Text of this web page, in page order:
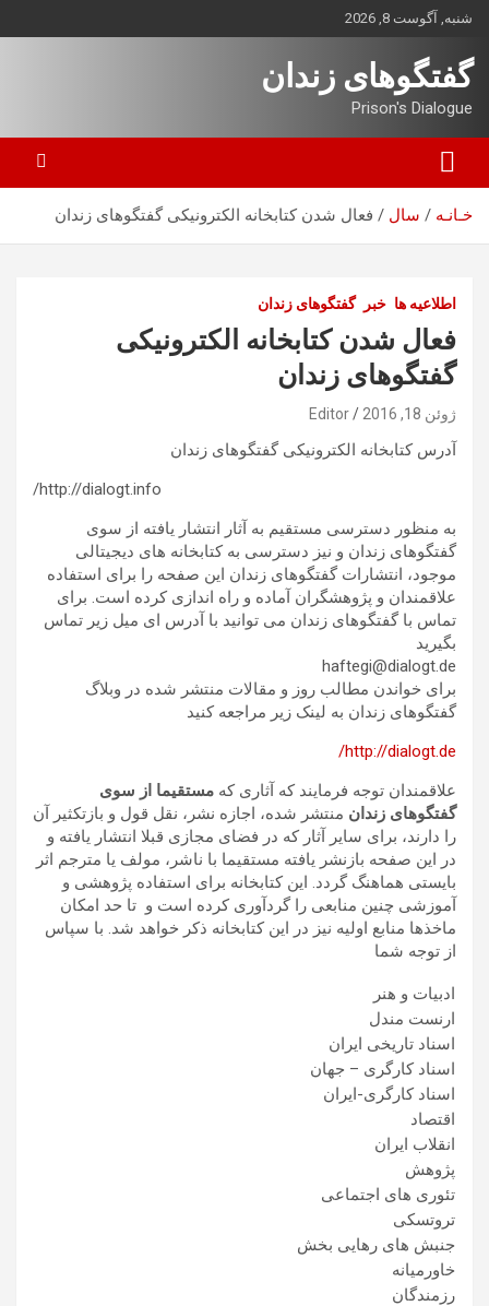
بروید
شنبه, آگوست 8, 2026
گفتگوهای زندان
Prison's Dialogue
خـانـه سال فعال شدن کتابخانه الکترونیکی گفتگوهای زندان
اطلاعیه ها خبر گفتگوهای زندان
فعال شدن کتابخانه الکترونیکی
گفتگوهای زندان
ژوئن 18, 2016 Editor
آدرس کتابخانه الکترونیکی گفتگوهای زندان
http://dialogt.info/
به منظور دسترسی مستقیم به آثار انتشار یافته از سوی
گفتگوهای زندان و نیز دسترسی به کتابخانه های دیجیتالی
موجود، انتشارات گفتگوهای زندان این صفحه را برای استفاده
علاقمندان و پژوهشگران آماده و راه اندازی کرده است. برای
تماس با گفتگوهای زندان می توانید با آدرس ای میل زیر تماس
بگیرید
haftegi@dialogt.de
برای خواندن مطالب روز و مقالات منتشر شده در وبلاگ
گفتگوهای زندان به لینک زیر مراجعه کنید
http://dialogt.de/
علاقمندان توجه فرمایند که آثاری که مستقیما از سوی
گفتگوهای زندان منتشر شده، اجازه نشر، نقل قول و بازتکثیر آن
را دارند، برای سایر آثار که در فضای مجازی قبلا انتشار یافته و
در این صفحه بازنشر یافته مستقیما با ناشر، مولف یا مترجم اثر
بایستی هماهنگ گردد. این کتابخانه برای استفاده پژوهشی و
آموزشی چنین منابعی را گردآوری کرده است و تا حد امکان
ماخذها منابع اولیه نیز در این کتابخانه ذکر خواهد شد. با سپاس
از توجه شما
ادبیات و هنر
ارنست مندل
اسناد تاریخی ایران
اسناد کارگری – جهان
اسناد کارگری-ایران
اقتصاد
انقلاب ایران
پژوهش
تئوری های اجتماعی
تروتسکی
جنبش های رهایی بخش
خاورمیانه
رزمندگان